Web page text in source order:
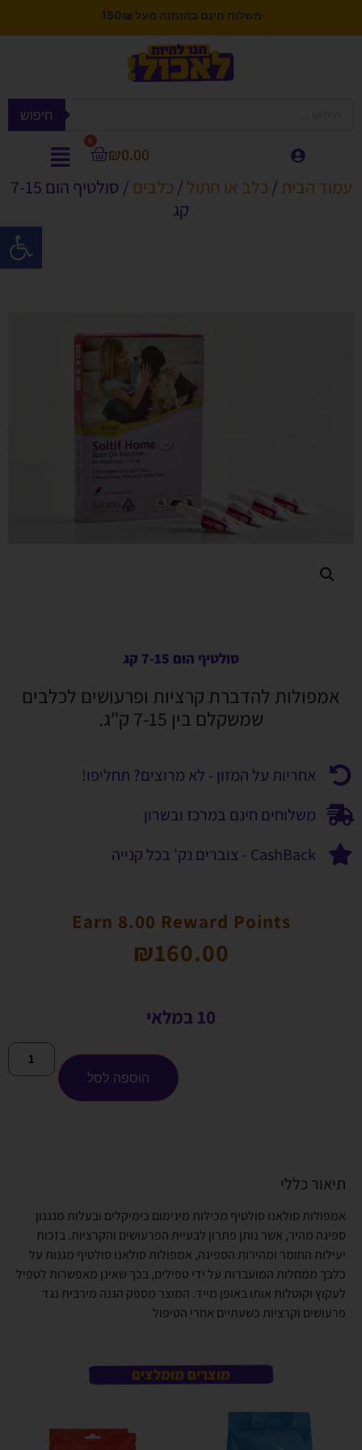
פתח
משלוח חינם בהזמנה מעל 150₪
חיפוש
₪0.00
0
עמוד הבית / כלב או חתול / כלבים
/ סולטיף הום 7-15
קג
סולטיף הום 7-15 קג
אמפולות להדברת קרציות ופרעושים לכלבים
שמשקלם בין 7-15 ק"ג.
אחריות על המזון - לא מרוצים? תחליפו!
משלוחים חינם במרכז ובשרון
CashBack - צוברים נק' בכל קנייה
Earn 8.00 Reward Points
₪160.00
10 במלאי
הוספה לסל
תיאור כללי
אמפולות סולאנו סולטיף מכילות מינימום כימיקלים ובעלות מנגנון
ספיגה מהיר, אשר נותן פתרון לבעיית הפרעושים והקרציות. בזכות
יעילות החומר ומהירות הספיגה, אמפולות סולאנו סולטיף מגנות על
כלבך ממחלות המועברות על ידי טפילים, בכך שאינן מאפשרות לטפיל
לעקוץ וקוטלות אותו באופן מייד. המוצר מספק הגנה מירבית נגד
פרעושים וקרציות כשעתיים אחרי הטיפול
מוצרים מומלצים